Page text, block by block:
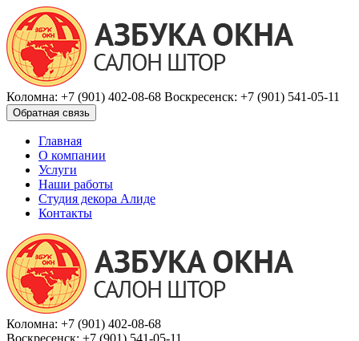
Коломна: +7 (901) 402-08-68 Воскресенск: +7 (901) 541-05-11
Обратная связь
Главная
О компании
Услуги
Наши работы
Студия декора Алиде
Контакты
Коломна: +7 (901) 402-08-68
Воскресенск: +7 (901) 541-05-11